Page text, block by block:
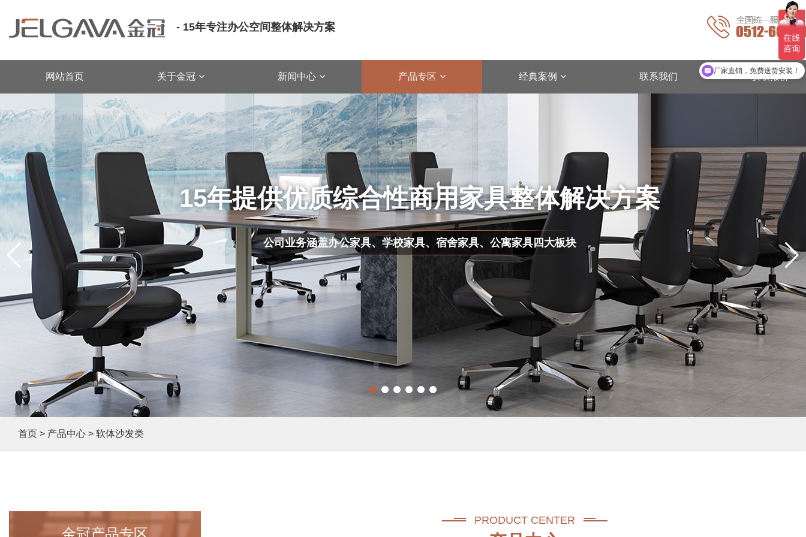
- 15年专注办公空间整体解决方案
网站首页 关于金冠 新闻中心 产品专区 经典案例 联系我们 获取报价
15年提供优质综合性商用家具整体解决方案
公司业务涵盖办公家具、学校家具、宿舍家具、公寓家具四大板块
首页 > 产品中心 > 软体沙发类
金冠产品专区
PRODUCT CENTER
厂家直销，免费送货安装！